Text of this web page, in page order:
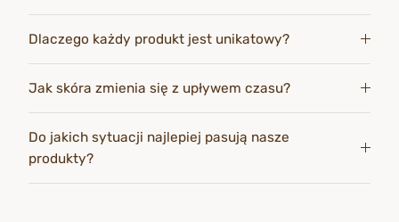
Dlaczego każdy produkt jest unikatowy?
Jak skóra zmienia się z upływem czasu?
Do jakich sytuacji najlepiej pasują nasze
produkty?